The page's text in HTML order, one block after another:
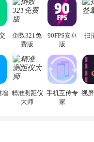
倒数321免
费版
90FPS安卓
版
扫
增 精准测距仪
大师
手机互传专
家
视